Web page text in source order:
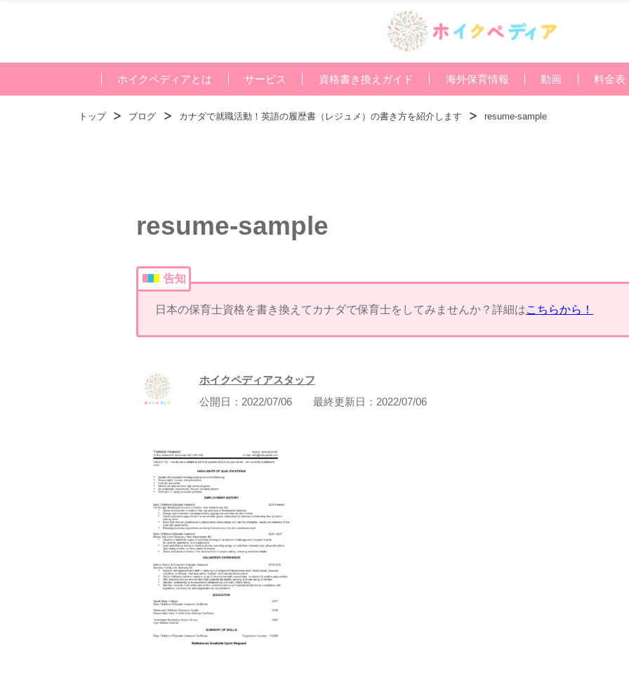
ホイクペディアとは サービス 資格書き換えガイド 海外保育情報 動画 料金表
トップ ブログ カナダで就職活動！英語の履歴書（レジュメ）の書き方を紹介します resume-sample
resume-sample
告知
日本の保育士資格を書き換えてカナダで保育士をしてみませんか？詳細はこちらから！
ホイクペディアスタッフ
公開日： 2022/07/06 最終更新日： 2022/07/06